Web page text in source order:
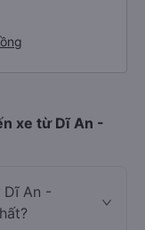
xe từ Dĩ An -
An -